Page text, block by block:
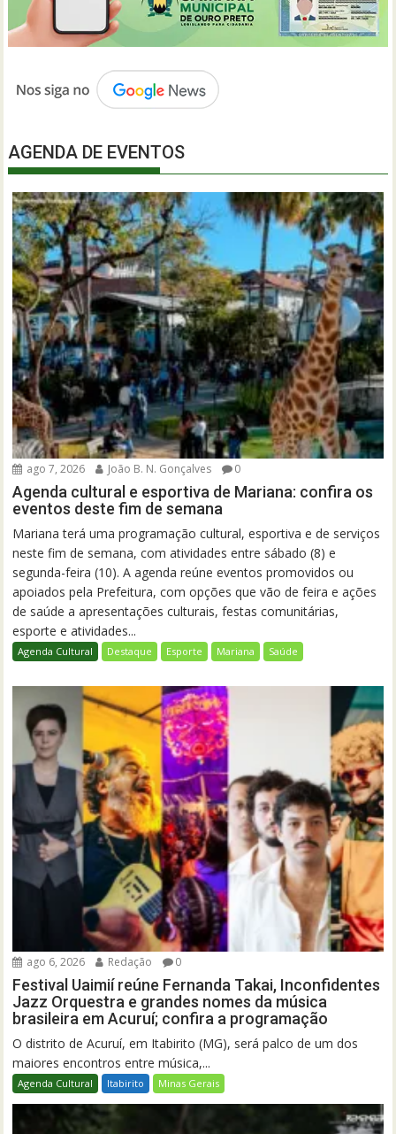
AGENDA DE EVENTOS
ago 7, 2026 João B. N. Gonçalves 0
Agenda cultural e esportiva de Mariana: confira os
eventos deste fim de semana
Mariana terá uma programação cultural, esportiva e de serviços
neste fim de semana, com atividades entre sábado (8) e
segunda-feira (10). A agenda reúne eventos promovidos ou
apoiados pela Prefeitura, com opções que vão de feira e ações
de saúde a apresentações culturais, festas comunitárias,
esporte e atividades...
Agenda Cultural Destaque Esporte Mariana Saúde
ago 6, 2026 Redação 0
Festival Uaimií reúne Fernanda Takai, Inconfidentes
Jazz Orquestra e grandes nomes da música
brasileira em Acuruí; confira a programação
O distrito de Acuruí, em Itabirito (MG), será palco de um dos
maiores encontros entre música,...
Agenda Cultural Itabirito Minas Gerais